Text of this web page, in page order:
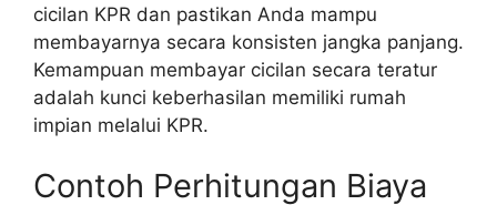
cicilan KPR dan pastikan Anda mampu
membayarnya secara konsisten jangka panjang.
Kemampuan membayar cicilan secara teratur
adalah kunci keberhasilan memiliki rumah
impian melalui KPR.
Contoh Perhitungan Biaya